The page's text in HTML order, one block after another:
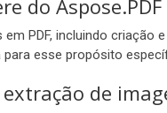
do Aspose.PDF
PDF, incluindo
esse propósito
de